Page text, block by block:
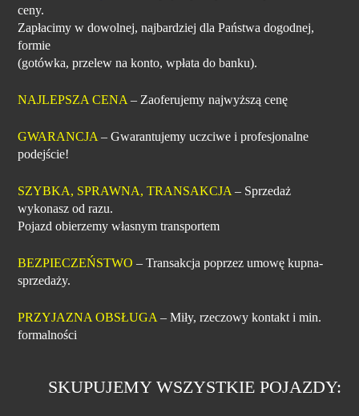
ceny.
Zapłacimy w dowolnej, najbardziej dla Państwa dogodnej,
formie
(gotówka, przelew na konto, wpłata do banku).
NAJLEPSZA CENA – Zaoferujemy najwyższą cenę
GWARANCJA – Gwarantujemy uczciwe i profesjonalne
podejście!
SZYBKA, SPRAWNA, TRANSAKCJA – Sprzedaż
wykonasz od razu.
Pojazd obierzemy własnym transportem
BEZPIECZEŃSTWO – Transakcja poprzez umowę kupna-
sprzedaży.
PRZYJAZNA OBSŁUGA – Miły, rzeczowy kontakt i min.
formalności
SKUPUJEMY WSZYSTKIE POJAZDY: